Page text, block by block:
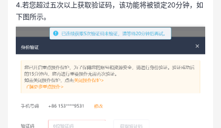
4.若您超过五次以上获取验证码，该功能将被锁定20分钟，如
下图所示。